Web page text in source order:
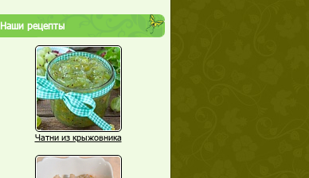
Наши рецепты
Чатни из крыжовника